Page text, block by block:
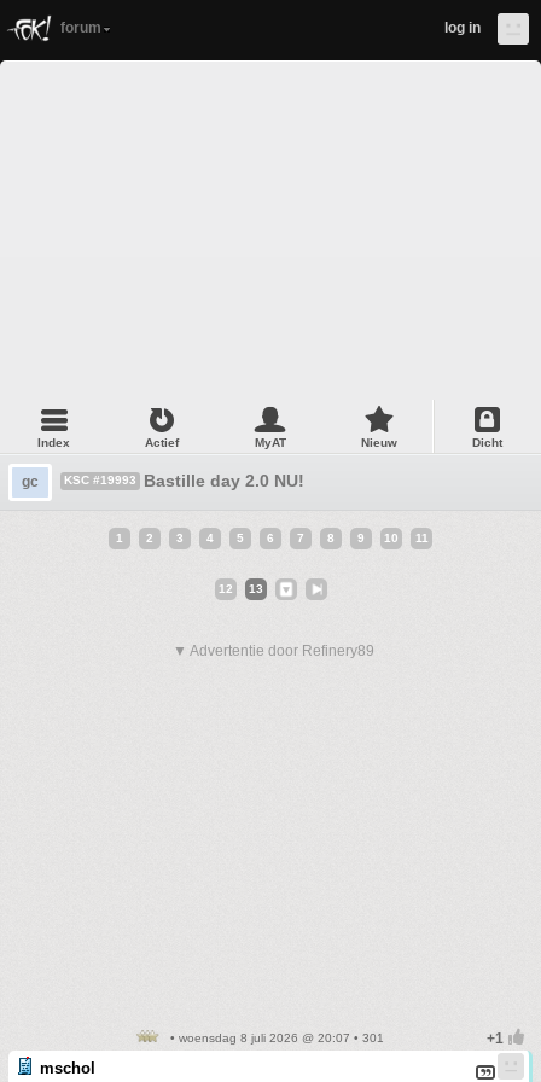
forum log in
Index Actief MyAT Nieuw Dicht
gc KSC #19993 Bastille day 2.0 NU!
1 2 3 4 5 6 7 8 9 10 11
12 13
▼ Advertentie door Refinery89
• woensdag 8 juli 2026 @ 20:07 • 301
mschol